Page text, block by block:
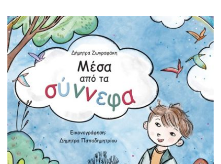
Υπάρχει όμως κι ένα κοινό χαρακτηριστικό: σε όλους
αρέσει να τους φέρονται καλά. Ελάτε λοιπόν να
μάθουμε ποιοι είμαστε, πόσο ενδιαφέρουσα είναι η
διαφορετικότητά μας αυτή και κυρίως πώς μπορούμε να
γίνουμε καλοί άνθρωποι, […]